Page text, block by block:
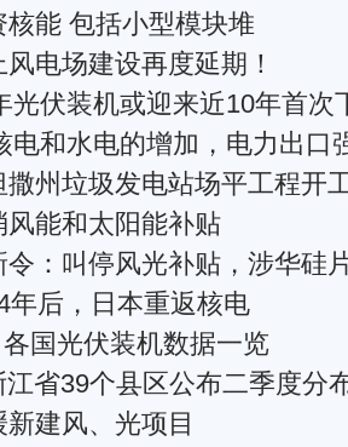
能 包括小型模块堆
电场建设再度延期！
光伏装机或迎来近10年首次
电和水电的增加，电力出口
州垃圾发电站场平工程开
能和太阳能补贴
：叫停风光补贴，涉华硅片项目
年后，日本重返核电
国光伏装机数据一览
39个县区公布二季度分布式光
建风、光项目